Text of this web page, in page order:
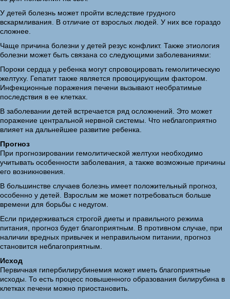
У детей болезнь может пройти вследствие грудного
вскармливания. В отличие от взрослых людей. У них все гораздо
сложнее.
Чаще причина болезни у детей резус конфликт. Также этиология
болезни может быть связана со следующими заболеваниями:
Пороки сердца у ребенка могут спровоцировать гемолитическую
желтуху. Гепатит также является провоцирующим фактором.
Инфекционные поражения печени вызывают необратимые
последствия в ее клетках.
В заболевании детей встречается ряд осложнений. Это может
поражение центральной нервной системы. Что неблагоприятно
влияет на дальнейшее развитие ребенка.
Прогноз
При прогнозировании гемолитической желтухи необходимо
учитывать особенности заболевания, а также возможные причины
его возникновения.
В большинстве случаев болезнь имеет положительный прогноз,
особенно у детей. Взрослым же может потребоваться больше
времени для борьбы с недугом.
Если придерживаться строгой диеты и правильного режима
питания, прогноз будет благоприятным. В противном случае, при
наличии вредных привычек и неправильном питании, прогноз
становится неблагоприятным.
Исход
Первичная гипербилирубинемия может иметь благоприятные
исходы. То есть процесс повышенного образования билирубина в
клетках печени можно приостановить.